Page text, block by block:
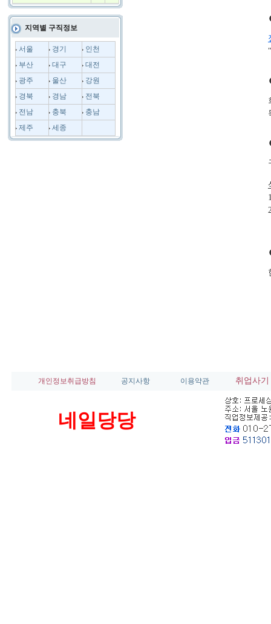
지역별 구직정보
서울 경기
인천
부산
대구
대전
광주
울산
강원
경북
경남
전북
전남
충북
충남
제주
세종
개인정보취급방침 공지사항 이용약관 취업사
네일당당